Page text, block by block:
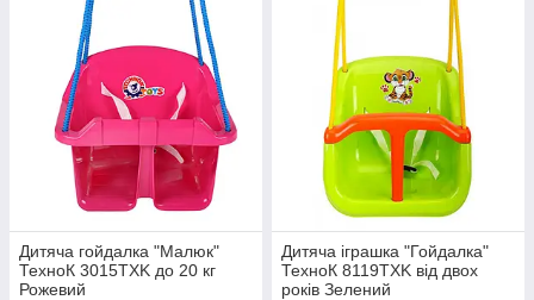
Дитяча гойдалка "Малюк"
ТехноК 3015TXK до 20 кг
Рожевий
Дитяча іграшка "Гойдалка"
ТехноК 8119TXK від двох
років Зелений